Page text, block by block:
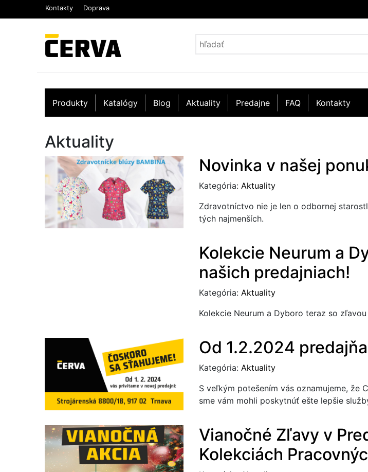
Kontakty Doprava
Produkty Katalógy Blog Aktuality Predajne FAQ Kontakty
Aktuality
Novinka v našej
Kategória: Aktuality
Zdravotníctvo nie je len o odbornej
tých najmenších.
Kolekcie Neurum a
našich predajniach!
Kategória: Aktuality
Kolekcie Neurum a Dyboro teraz so
Od 1.2.2024
Kategória: Aktuality
S veľkým potešením vás oznamujeme, že
sme vám mohli poskytnúť ešte lepšie
Vianočné Zľavy v
Kolekciách